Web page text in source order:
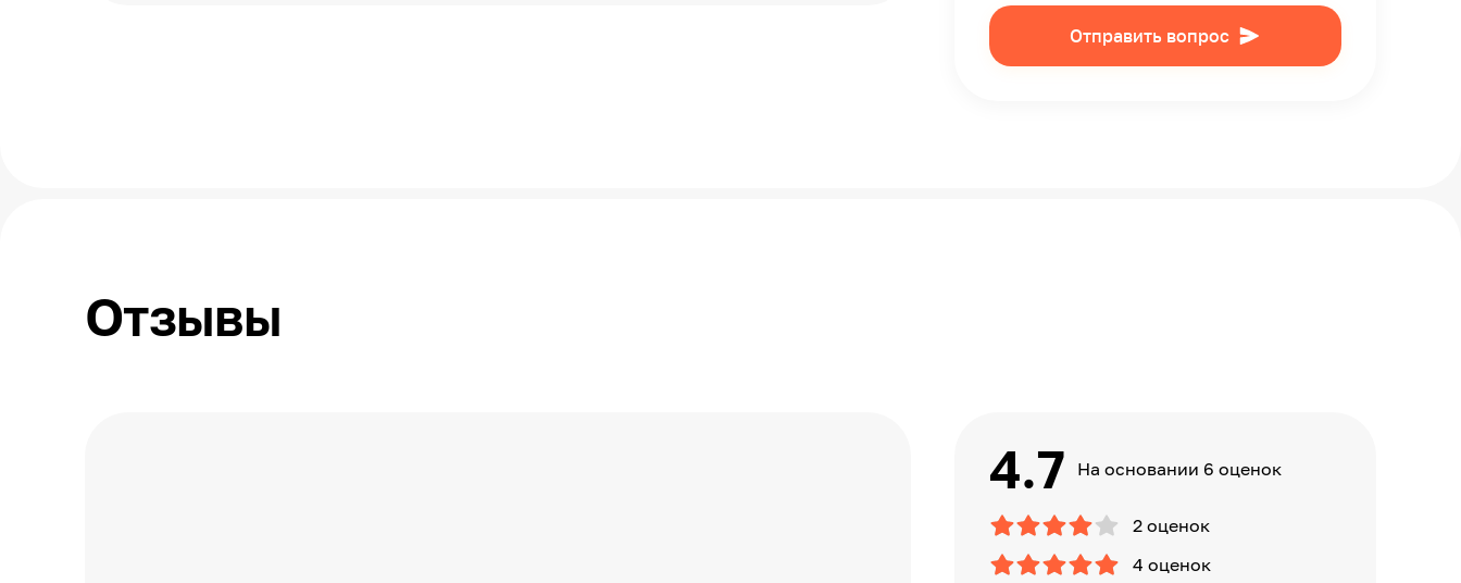
Отправить вопрос
Отзывы
4.7 На основании 6 оценок
2 оценок
4 оценок